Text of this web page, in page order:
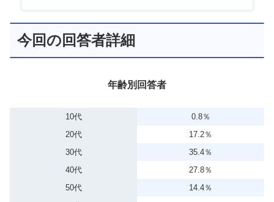
今回の回答者詳細
年齢別回答者
10代
0.8％
20代
17.2％
30代
35.4％
40代
27.8％
50代
14.4％